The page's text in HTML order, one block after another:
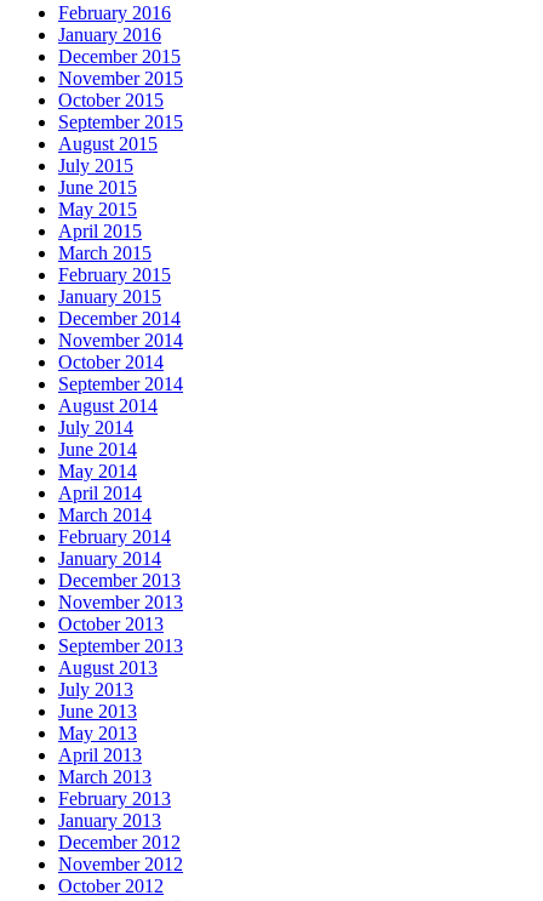
February 2016
January 2016
December 2015
November 2015
October 2015
September 2015
August 2015
July 2015
June 2015
May 2015
April 2015
March 2015
February 2015
January 2015
December 2014
November 2014
October 2014
September 2014
August 2014
July 2014
June 2014
May 2014
April 2014
March 2014
February 2014
January 2014
December 2013
November 2013
October 2013
September 2013
August 2013
July 2013
June 2013
May 2013
April 2013
March 2013
February 2013
January 2013
December 2012
November 2012
October 2012